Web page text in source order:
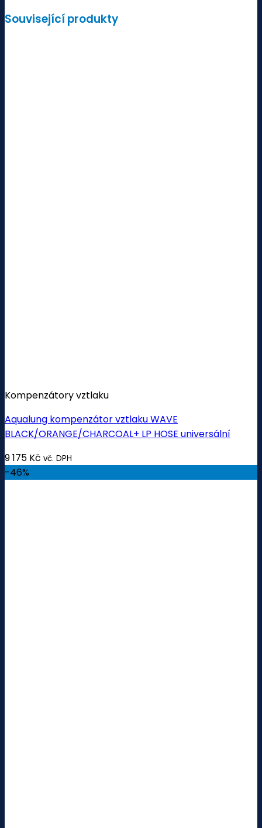
Související produkty
Kompenzátory vztlaku
Aqualung kompenzátor vztlaku WAVE
BLACK/ORANGE/CHARCOAL+ LP HOSE universální
9 175 Kč vč. DPH
-46%